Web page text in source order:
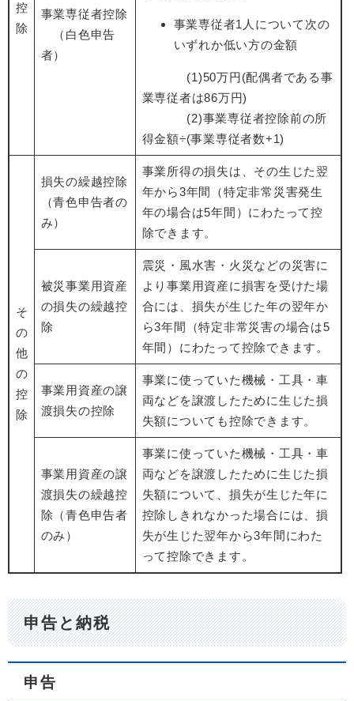
控
除
事業専従者控除
（白色申告
者）
事業専従者1人について次の
いずれか低い方の金額
(1)50万円(配偶者である事
業専従者は86万円)
(2)事業専従者控除前の所
得金額÷(事業専従者数+1)
そ
の
他
の
控
除
損失の繰越控除
（青色申告者の
み）
事業所得の損失は、その生じた翌
年から3年間（特定非常災害発生
年の場合は5年間）にわたって控
除できます。
被災事業用資産
の損失の繰越控
除
震災・風水害・火災などの災害に
より事業用資産に損害を受けた場
合には、損失が生じた年の翌年か
ら3年間（特定非常災害の場合は5
年間）にわたって控除できます。
事業用資産の譲
渡損失の控除
事業に使っていた機械・工具・車
両などを譲渡したために生じた損
失額についても控除できます。
事業用資産の譲
渡損失の繰越控
除（青色申告者
のみ）
事業に使っていた機械・工具・車
両などを譲渡したために生じた損
失額について、損失が生じた年に
控除しきれなかった場合には、損
失が生じた翌年から3年間にわた
って控除できます。
申告と納税
申告